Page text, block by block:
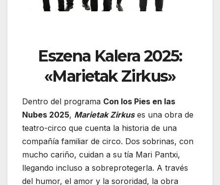
Eszena Kalera 2025:
«Marietak Zirkus»
Dentro del programa Con los Pies en las
Nubes 2025, Marietak Zirkuses una obra de
teatro-circo que cuenta la historia de una
compañía familiar de circo. Dos sobrinas, con
mucho cariño, cuidan a su tía Mari Pantxi,
llegando incluso a sobreprotegerla. A través
del humor, el amor y la sororidad, la obra